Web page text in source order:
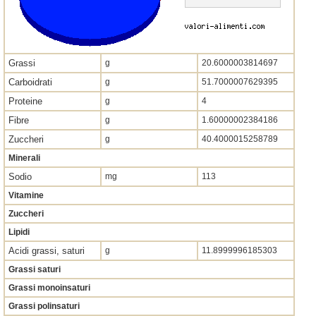
Grassi g 20.6000003814697
Carboidrati g 51.7000007629395
Proteine g 4
Fibre g 1.60000002384186
Zuccheri g
40.4000015258789
Minerali
Sodio mg
113
Vitamine
Zuccheri
Lipidi
Acidi grassi, saturi g
11.8999996185303
Grassi saturi
Grassi monoinsaturi
Grassi polinsaturi